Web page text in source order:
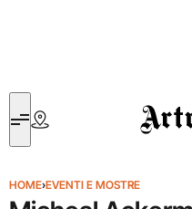
Artribune
HOME›EVENTI E MOSTRE